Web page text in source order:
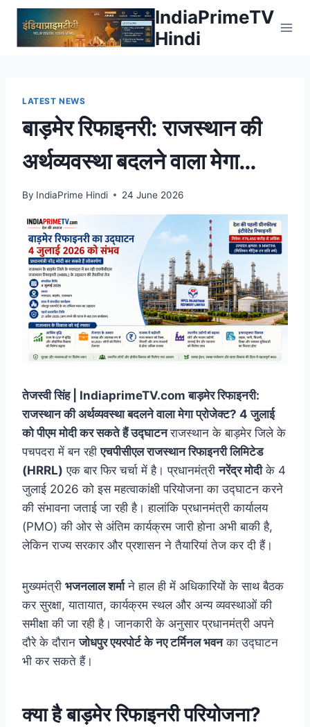
Skip
content
IndiaPrimeTV
Hindi
LATEST NEWS
बाड़मेर रिफाइनरी: राजस्थान की
अर्थव्यवस्था बदलने वाला मेगा
प्रोजेक्ट? 4 जुलाई को पीएम मोदी
कर सकते हैं उद्घाटन
By IndiaPrime Hindi 24 June 2026
तेजस्वी सिंह | IndiaprimeTV.com बाड़मेर रिफाइनरी:
राजस्थान की अर्थव्यवस्था बदलने वाला मेगा प्रोजेक्ट? 4 जुलाई
को पीएम मोदी कर सकते हैं उद्घाटनराजस्थान के बाड़मेर जिले के
पचपदरा में बन रहीएचपीसीएल राजस्थान रिफाइनरी लिमिटेड
(HRRL) एक बार फिर चर्चा में है। प्रधानमंत्रीनरेंद्र मोदीके 4
जुलाई 2026 को इस महत्वाकांक्षी परियोजना का उद्घाटन करने
की संभावना जताई जा रही है। हालांकि प्रधानमंत्री कार्यालय
(PMO) की ओर से अंतिम कार्यक्रम जारी होना अभी बाकी है,
लेकिन राज्य सरकार और प्रशासन ने तैयारियां तेज कर दी हैं।
मुख्यमंत्री भजनलाल शर्माने हाल ही में अधिकारियों के साथ बैठक
कर सुरक्षा, यातायात, कार्यक्रम स्थल और अन्य व्यवस्थाओं की
समीक्षा की जा रही है। जानकारी के अनुसार प्रधानमंत्री अपने
दौरे के दौरानजोधपुर एयरपोर्ट के नए टर्मिनल भवनका उद्घाटन
भी कर सकते हैं।
क्या है बाड़मेर रिफाइनरी परियोजना?